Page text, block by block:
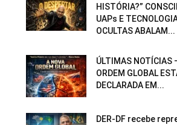
HISTÓRIA?”
UAPs E
OCULTAS ABALAM...
ÚLTIMAS NOTÍCIAS
ORDEM GLOBAL
DECLARADA EM...
DER-DF recebe